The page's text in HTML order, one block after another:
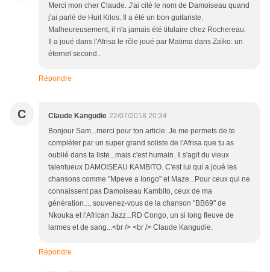
Merci mon cher Claude. J'ai cité le nom de Damoiseau quand
j'ai parlé de Huit Kilos. Il a été un bon guitariste.
Malheureusement, il n'a jamais été titulaire chez Rochereau.
Il a joué dans l'Afrisa le rôle joué par Matima dans Zaïko: un
éternel second..
Répondre
C Claude Kangudie 22/07/2018 20:34
Bonjour Sam...merci pour ton article. Je me permets de te
compléter par un super grand soliste de l'Afrisa que tu as
oublié dans ta liste...mais c'est humain. Il s'agit du vieux
talentueux DAMOISEAU KAMBITO. C'est lui qui a joué les
chansons comme "Mpeve a longo" et Maze...Pour ceux qui ne
connaissent pas Damoiseau Kambito, ceux de ma
génération..., souvenez-vous de la chanson "BB69" de
Nkouka et l'African Jazz...RD Congo, un si long fleuve de
larmes et de sang...<br /> <br /> Claude Kangudie.
Répondre